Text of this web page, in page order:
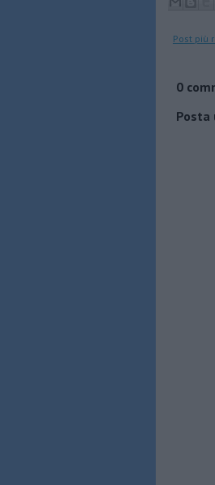
Post più
0
Posta